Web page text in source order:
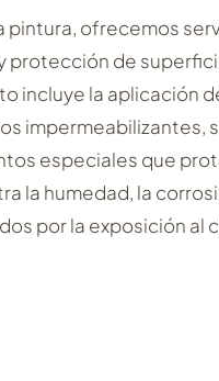
pintura, ofrecemos
protección de
incluye la aplicación
impermeabilizantes,
especiales que
la humedad, la
por la exposición al